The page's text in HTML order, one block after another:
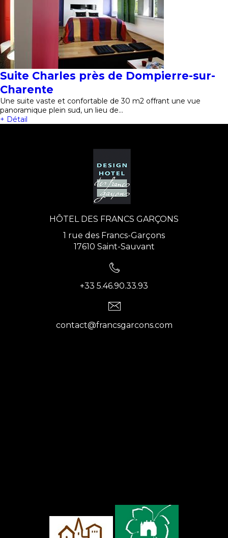
Suite Charles près de Dompierre-sur-
Charente
Une suite vaste et confortable de 30 m2 offrant une vue
panoramique plein sud, un lieu de…
+ Détail
HÔTEL DES FRANCS GARÇONS
1 rue des Francs-Garçons
17610 Saint-Sauvant
+33 5.46.90.33.93
contact@francsgarcons.com